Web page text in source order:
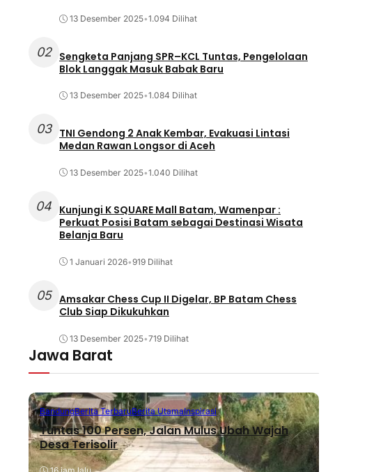
13 Desember 2025•1.094 Dilihat
02
Sengketa Panjang SPR–KCL Tuntas, Pengelolaan
Blok Langgak Masuk Babak Baru
13 Desember 2025•1.084 Dilihat
03
TNI Gendong 2 Anak Kembar, Evakuasi Lintasi
Medan Rawan Longsor di Aceh
13 Desember 2025•1.040 Dilihat
04 Kunjungi K SQUARE Mall Batam, Wamenpar :
Perkuat Posisi Batam sebagai Destinasi Wisata
Belanja Baru
1 Januari 2026•919 Dilihat
05 Amsakar Chess Cup II Digelar, BP Batam Chess
Club Siap Dikukuhkan
13 Desember 2025•719 Dilihat
Jawa Barat
BandungBerita TerbaruBerita UtamaInspirasi
Tuntas 100 Persen, Jalan Mulus Ubah Wajah
Desa Terisolir